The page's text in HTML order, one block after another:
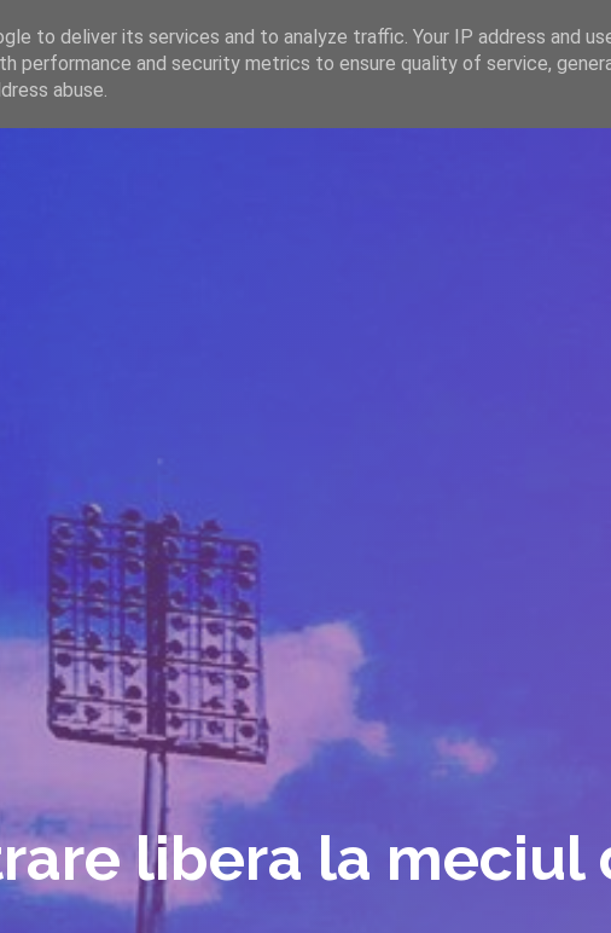
HOME ARTICOLE DESPRE ECHIPĂ
libera la meciul
to deliver its services and to analyze traffic. Your IP address and
performance and security metrics to ensure quality of service,
abuse.